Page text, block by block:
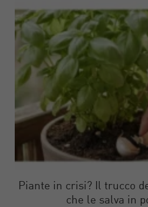
Piante in crisi? Il trucco
che le salva in